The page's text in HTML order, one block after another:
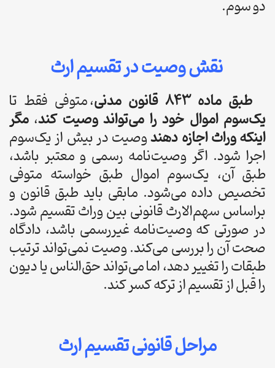
دو سوم.
نقش وصیت در تقسیم ارث
طبق ماده ۸۴۳ قانون مدنی
، متوفی فقط تا
یک‌سوم اموال خود را می‌تواند وصیت کند، مگر
اینکه وراث اجازه دهندوصیت در بیش از یک‌سوم
اجرا شود. اگر وصیت‌نامه رسمی و معتبر باشد،
طبق آن، یک‌سوم اموال طبق خواسته متوفی
تخصیص داده می‌شود. مابقی باید طبق قانون و
براساس سهم‌الارث قانونی بین وراث تقسیم شود.
در صورتی که وصیت‌نامه غیررسمی باشد، دادگاه
صحت آن را بررسی می‌کند. وصیت نمی‌تواند ترتیب
طبقات را تغییر دهد، اما می‌تواند حق‌الناس یا دیون
را قبل از تقسیم از ترکه کسر کند.
مراحل قانونی تقسیم ارث